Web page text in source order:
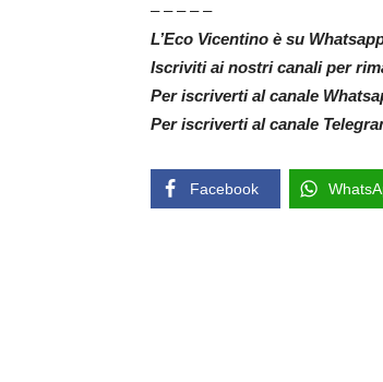
– – – – –
L’Eco Vicentino è su
Iscriviti ai nostri canali per
Per iscriverti al canale
Per iscriverti al canale
Facebook